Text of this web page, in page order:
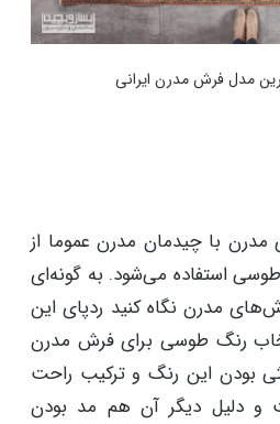
مدل فرش مدرن ایرانی
با چیدمان مدرن عموما از
استفاده می‌شود. به گونه‌ای
مدرن نگاه کنید ردپای این
رنگ طوسی برای فرش مدرن
بودن این رنگ و ترکیب راحت
دلیل دیگر آن هم مد بودن